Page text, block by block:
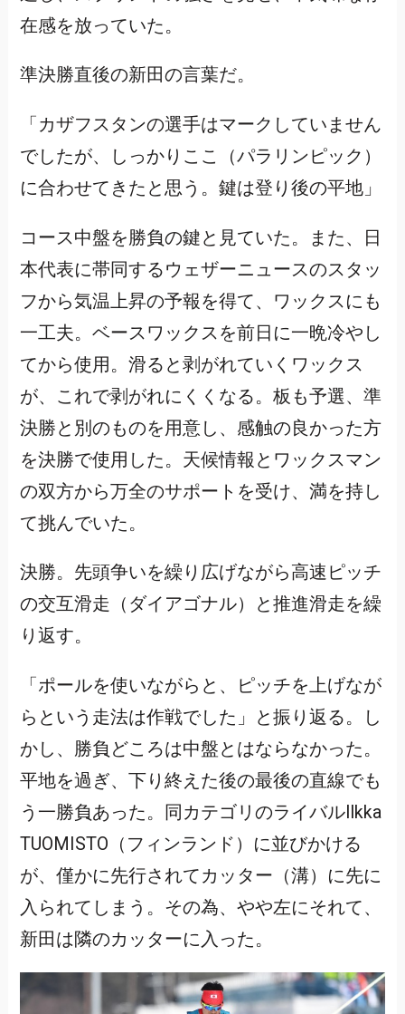
在感を放っていた。
準決勝直後の新田の言葉だ。
「カザフスタンの選手はマークしていません
でしたが、しっかりここ（パラリンピック）
に合わせてきたと思う。鍵は登り後の平地」
コース中盤を勝負の鍵と見ていた。また、日
本代表に帯同するウェザーニュースのスタッ
フから気温上昇の予報を得て、ワックスにも
一工夫。ベースワックスを前日に一晩冷やし
てから使用。滑ると剥がれていくワックス
が、これで剥がれにくくなる。板も予選、準
決勝と別のものを用意し、感触の良かった方
を決勝で使用した。天候情報とワックスマン
の双方から万全のサポートを受け、満を持し
て挑んでいた。
決勝。先頭争いを繰り広げながら高速ピッチ
の交互滑走（ダイアゴナル）と推進滑走を繰
り返す。
「ポールを使いながらと、ピッチを上げなが
らという走法は作戦でした」と振り返る。し
かし、勝負どころは中盤とはならなかった。
平地を過ぎ、下り終えた後の最後の直線でも
う一勝負あった。同カテゴリのライバルIlkka
TUOMISTO（フィンランド）に並びかける
が、僅かに先行されてカッター（溝）に先に
入られてしまう。その為、やや左にそれて、
新田は隣のカッターに入った。